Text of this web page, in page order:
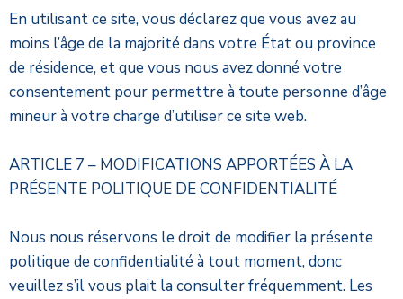
En utilisant ce site, vous déclarez que vous avez au
moins l’âge de la majorité dans votre État ou province
de résidence, et que vous nous avez donné votre
consentement pour permettre à toute personne d’âge
mineur à votre charge d’utiliser ce site web.
ARTICLE 7 – MODIFICATIONS APPORTÉES À LA
PRÉSENTE POLITIQUE DE CONFIDENTIALITÉ
Nous nous réservons le droit de modifier la présente
politique de confidentialité à tout moment, donc
veuillez s’il vous plait la consulter fréquemment. Les